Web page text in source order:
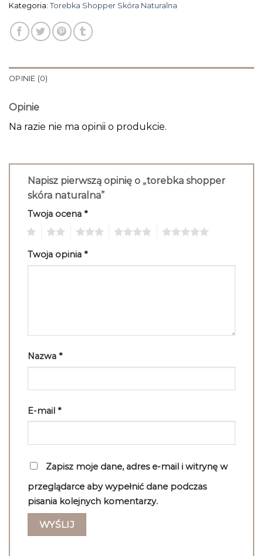
Kategoria: Torebka Shopper Skóra Naturalna
OPINIE (0)
Opinie
Na razie nie ma opinii o produkcie.
Napisz pierwszą opinię o „torebka shopper
skóra naturalna”
Twoja ocena *
Twoja opinia *
Nazwa *
E-mail *
Zapisz moje dane, adres e-mail i witrynę w
przeglądarce aby wypełnić dane podczas
pisania kolejnych komentarzy.